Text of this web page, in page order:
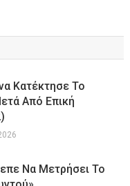
Κατέκτησε Το
Από Επική
Να Μετρήσει Το